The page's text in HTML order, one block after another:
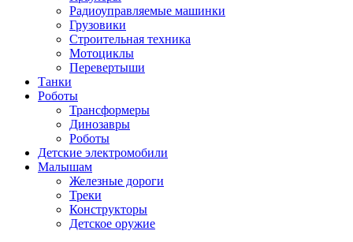
Радиоуправляемые машинки
Грузовики
Строительная техника
Мотоциклы
Перевертыши
Танки
Роботы
Трансформеры
Динозавры
Роботы
Детские электромобили
Малышам
Железные дороги
Треки
Конструкторы
Детское оружие